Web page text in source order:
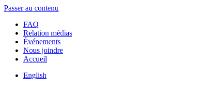
Passer au contenu
FAQ
Relation médias
Événements
Nous joindre
Accueil
English